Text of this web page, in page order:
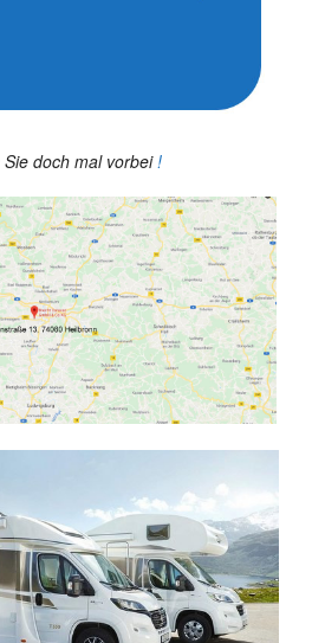
doch mal vorbei!